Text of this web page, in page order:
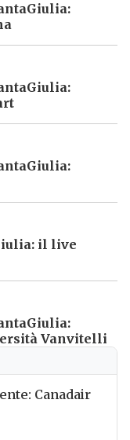
il punto, tra
novità del
inbox per
le ultime notizie.
seguendo le
il live
Vanvitelli
Canadair